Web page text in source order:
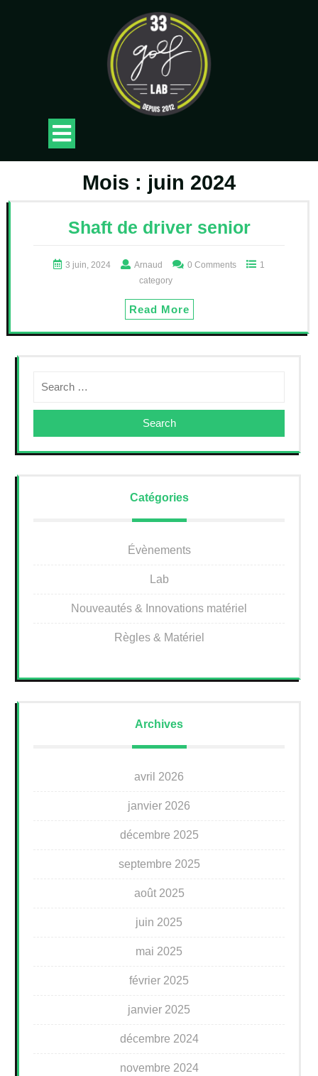
Button
Mois : juin 2024
Shaft de driver senior
3 juin, 2024 Arnaud 0 Comments
1
category
Read More
Search
Catégories
Évènements
Lab
Nouveautés & Innovations matériel
Règles & Matériel
Archives
avril 2026
janvier 2026
décembre 2025
septembre 2025
août 2025
juin 2025
mai 2025
février 2025
janvier 2025
décembre 2024
novembre 2024